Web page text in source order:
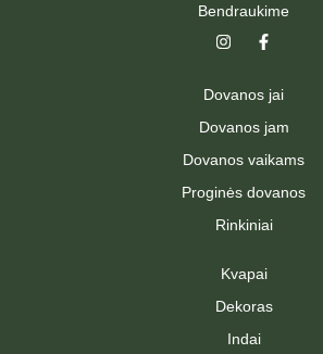
Bendraukime
n
a
r
m
F
a
b
o
-
Dovanos jai
Dovanos jam
Dovanos vaikams
Proginės dovanos
Rinkiniai
Kvapai
Dekoras
Indai